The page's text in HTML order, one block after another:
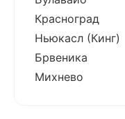
Красноград
Ньюкасл (Кинг)
Брвеника
Михнево